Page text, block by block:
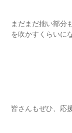
まだまだ拙い部分
を吹かすくらいに
皆さんもぜひ、応